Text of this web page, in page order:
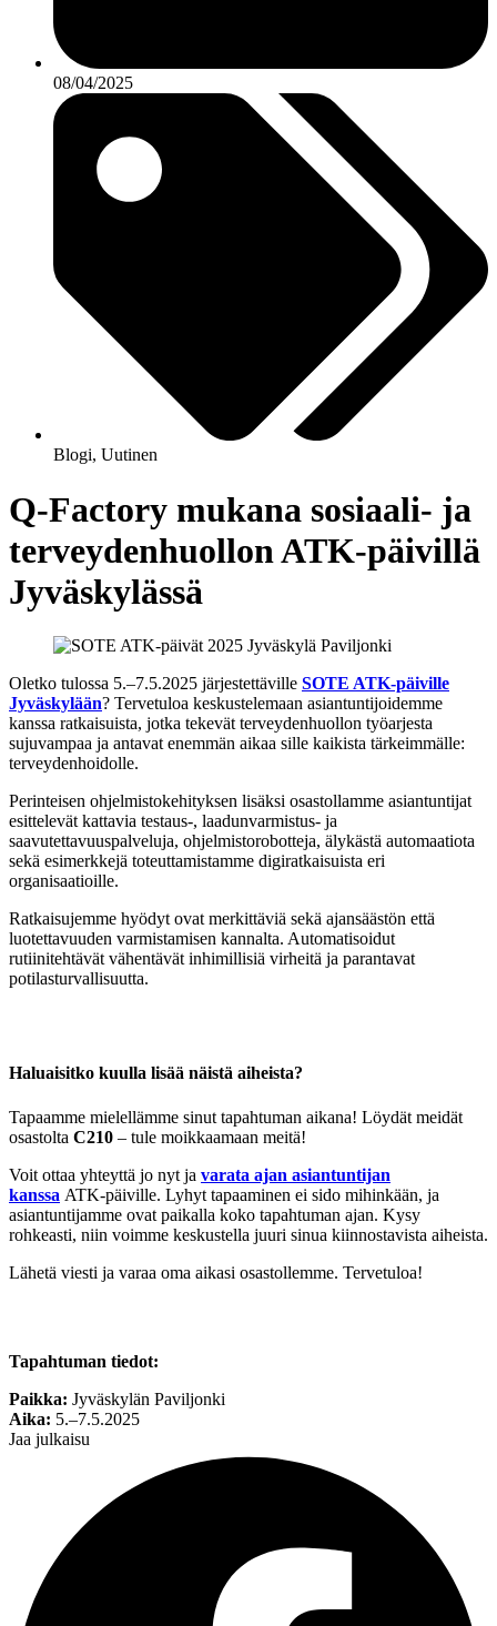
08/04/2025
Blogi, Uutinen
Q-Factory mukana sosiaali- ja
terveydenhuollon ATK-päivillä
Jyväskylässä
Oletko tulossa 5.–7.5.2025 järjestettäville SOTE ATK-päiville
Jyväskylään? Tervetuloa keskustelemaan asiantuntijoidemme
kanssa ratkaisuista, jotka tekevät terveydenhuollon työarjesta
sujuvampaa ja antavat enemmän aikaa sille kaikista tärkeimmälle:
terveydenhoidolle.
Perinteisen ohjelmistokehityksen lisäksi osastollamme asiantuntijat
esittelevät kattavia testaus-, laadunvarmistus- ja
saavutettavuuspalveluja, ohjelmistorobotteja, älykästä automaatiota
sekä esimerkkejä toteuttamistamme digiratkaisuista eri
organisaatioille.
Ratkaisujemme hyödyt ovat merkittäviä sekä ajansäästön että
luotettavuuden varmistamisen kannalta. Automatisoidut
rutiinitehtävät vähentävät inhimillisiä virheitä ja parantavat
potilasturvallisuutta.
Haluaisitko kuulla lisää näistä aiheista?
Tapaamme mielellämme sinut tapahtuman aikana! Löydät meidät
osastolta C210 – tule moikkaamaan meitä!
Voit ottaa yhteyttä jo nyt ja varata ajan asiantuntijan
kanssa ATK-päiville. Lyhyt tapaaminen ei sido mihinkään, ja
asiantuntijamme ovat paikalla koko tapahtuman ajan. Kysy
rohkeasti, niin voimme keskustella juuri sinua kiinnostavista aiheista.
Lähetä viesti ja varaa oma aikasi osastollemme. Tervetuloa!
Tapahtuman tiedot:
Paikka: Jyväskylän Paviljonki
Aika: 5.–7.5.2025
Jaa julkaisu